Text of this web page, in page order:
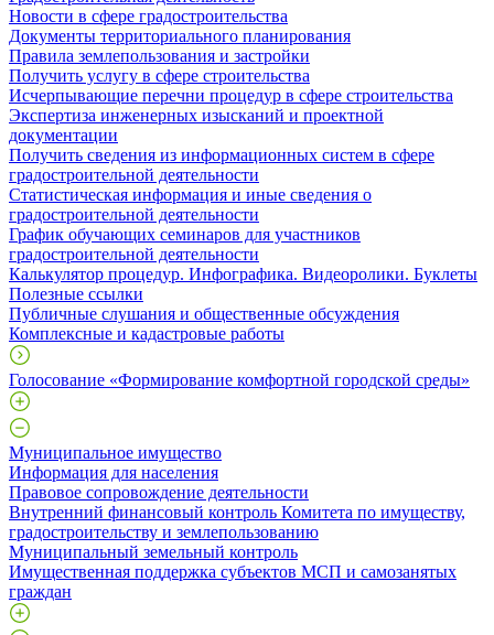
Новости в сфере градостроительства
Документы территориального планирования
Правила землепользования и застройки
Получить услугу в сфере строительства
Исчерпывающие перечни процедур в сфере строительства
Экспертиза инженерных изысканий и проектной
документации
Получить сведения из информационных систем в сфере
градостроительной деятельности
Статистическая информация и иные сведения о
градостроительной деятельности
График обучающих семинаров для участников
градостроительной деятельности
Калькулятор процедур. Инфографика. Видеоролики. Буклеты
Полезные ссылки
Публичные слушания и общественные обсуждения
Комплексные и кадастровые работы
Голосование «Формирование комфортной городской среды»
Муниципальное имущество
Информация для населения
Правовое сопровождение деятельности
Внутренний финансовый контроль Комитета по имуществу,
градостроительству и землепользованию
Муниципальный земельный контроль
Имущественная поддержка субъектов МСП и самозанятых
граждан